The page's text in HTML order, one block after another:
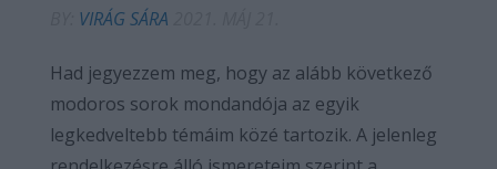
VIRÁG SÁRA
Had jegyezzem meg, hogy az alább következő
modoros sorok mondandója az egyik
legkedveltebb témáim közé tartozik. A jelenleg